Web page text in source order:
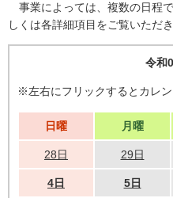
事業によっては、複数の日程
しくは各詳細項目をご覧いただ
令和
※左右にフリックするとカレン
日曜 月曜
28日 29日
4日 5日